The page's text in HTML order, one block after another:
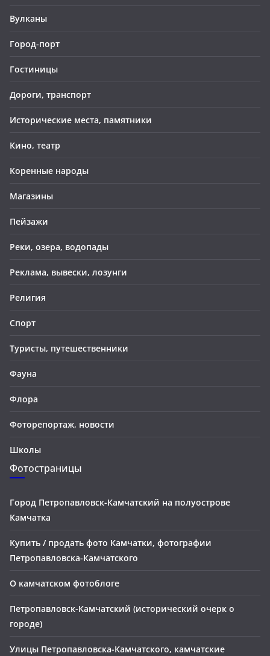
Вулканы
Город-порт
Гостиницы
Дороги, транспорт
Исторические места, памятники
Кино, театр
Коренные народы
Магазины
Пейзажи
Реки, озера, водопады
Реклама, вывески, лозунги
Религия
Спорт
Туристы, путешественники
Фауна
Флора
Фоторепортаж, новости
Школы
Фотостраницы
Город Петропавловск-Камчатский на полуострове
Камчатка
Купить / продать фото Камчатки, фотографии
Петропавловска-Камчатского
О камчатском фотоблоге
Петропавловск-Камчатский (исторический очерк о
городе)
Улицы Петропавловска-Камчатского, камчатские